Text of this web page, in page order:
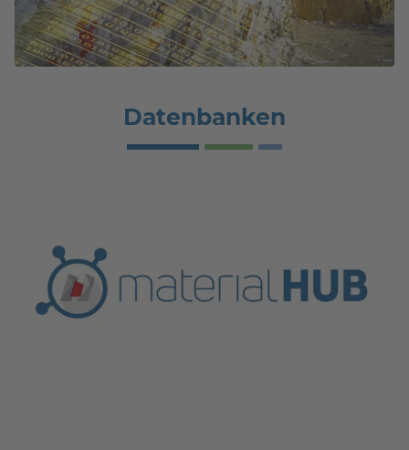
Datenbanken